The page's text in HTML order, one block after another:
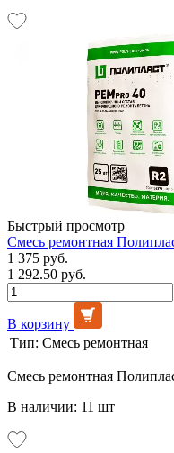
Быстрый просмотр
Смесь ремонтная
1 375 руб.
1 292.50 руб.
В корзину
Тип: Смесь ремонтная
Смесь ремонтная
В наличии: 11 шт